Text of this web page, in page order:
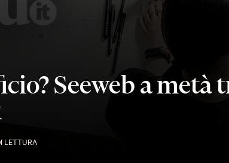
Seeweb a metà
LETTURA